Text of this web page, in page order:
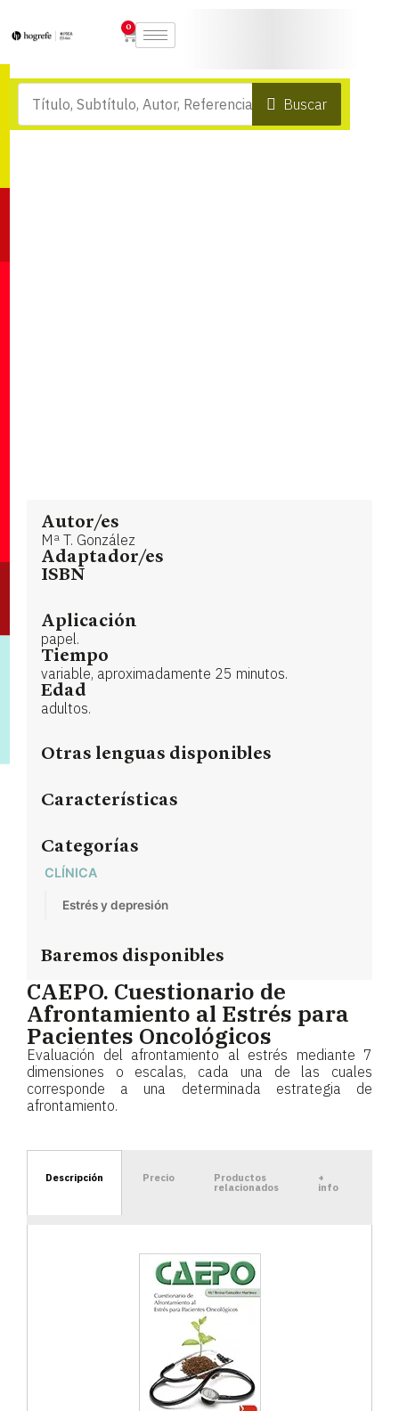
0
Buscar
Autor/es
Mª T. González
Adaptador/es
ISBN
Aplicación
papel.
Tiempo
variable, aproximadamente 25 minutos.
Edad
adultos.
Otras lenguas disponibles
Características
Categorías
CLÍNICA
Estrés y depresión
Baremos disponibles
CAEPO. Cuestionario de
Afrontamiento al Estrés para
Pacientes Oncológicos
Evaluación del afrontamiento al estrés mediante 7
dimensiones o escalas, cada una de las cuales
corresponde a una determinada estrategia de
afrontamiento.
Descripción Precio Productos
relacionados
+
info